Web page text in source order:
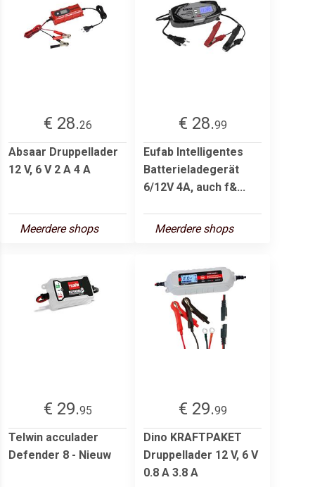
€ 28.26
Absaar Druppellader
12 V, 6 V 2 A 4 A
Meerdere shops
€ 28.99
Eufab Intelligentes
Batterieladegerät
6/12V 4A, auch f&...
Meerdere shops
€ 29.95
Telwin acculader
Defender 8 - Nieuw
€ 29.99
Dino KRAFTPAKET
Druppellader 12 V, 6 V
0.8 A 3.8 A